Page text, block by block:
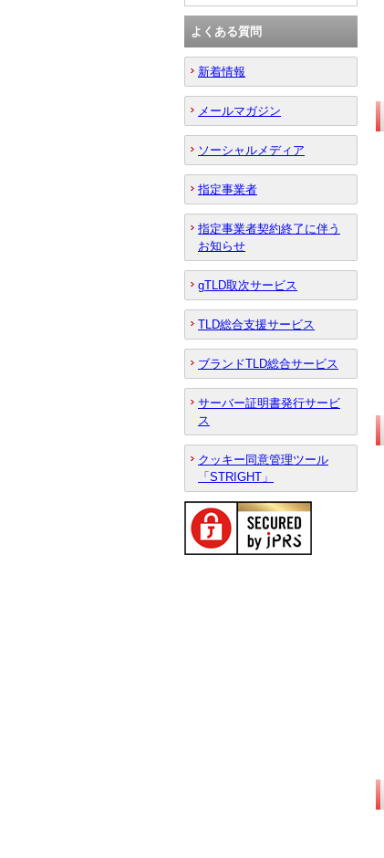
よくある質問
新着情報
メールマガジン
ソーシャルメディア
指定事業者
指定事業者契約終了に伴う
お知らせ
gTLD取次サービス
TLD総合支援サービス
ブランドTLD総合サービス
サーバー証明書発行サービ
ス
クッキー同意管理ツール
「STRIGHT」